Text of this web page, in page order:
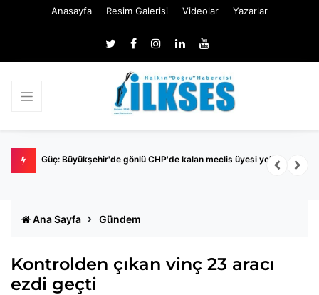
Anasayfa Resim Galerisi Videolar Yazarlar
Güç: Büyükşehir'de gönlü CHP'de kalan meclis üyesi yok
Ana Sayfa Gündem
Kontrolden çıkan vinç 23 aracı
ezdi geçti